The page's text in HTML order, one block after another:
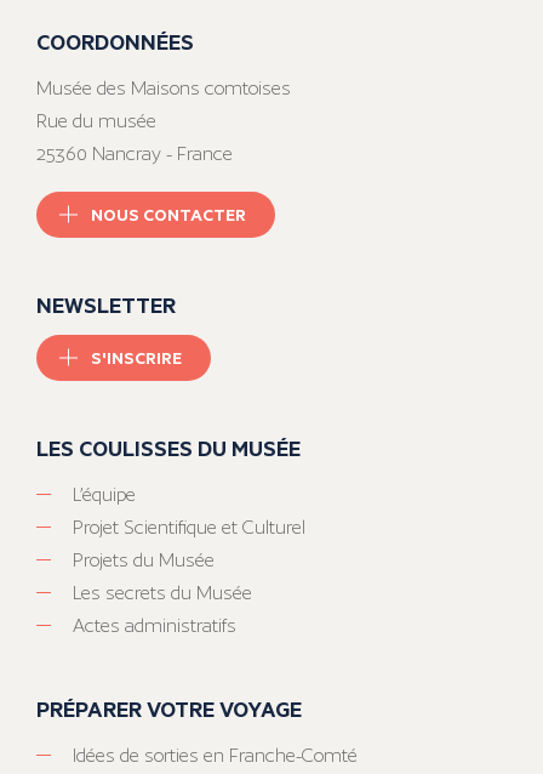
COORDONNÉES
Musée des Maisons comtoises
Rue du musée
25360 Nancray - France
NOUS CONTACTER
NEWSLETTER
S'INSCRIRE
LES COULISSES DU MUSÉE
L’équipe
Projet Scientifique et Culturel
Projets du Musée
Les secrets du Musée
Actes administratifs
PRÉPARER VOTRE VOYAGE
Idées de sorties en Franche-Comté